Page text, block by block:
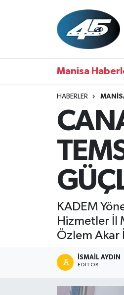
Manisa
HABERLER
KADEM
Hizmetler İl
Özlem Akar
İSMAIL AYDIN
EDITÖR
MANİSA
RESMİ REKLAM
Hava Durumu
Tüm Manşetler
Son Dakika Haberleri